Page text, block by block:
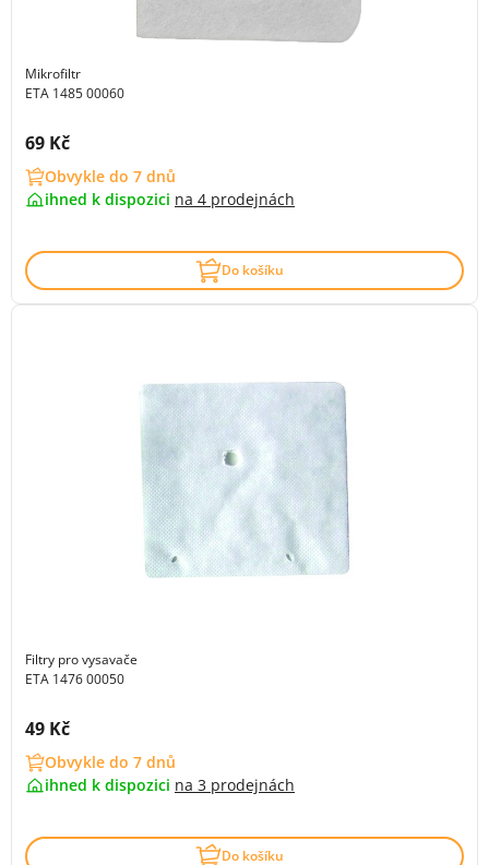
Mikrofiltr
ETA 1485 00060
Cena s DPH:
69 Kč
Obvykle do 7 dnů
ihned k dispozici na 4 prodejnách
Do košíku
Filtry pro vysavače
ETA 1476 00050
Cena s DPH:
49 Kč
Obvykle do 7 dnů
ihned k dispozici na 3 prodejnách
Do košíku